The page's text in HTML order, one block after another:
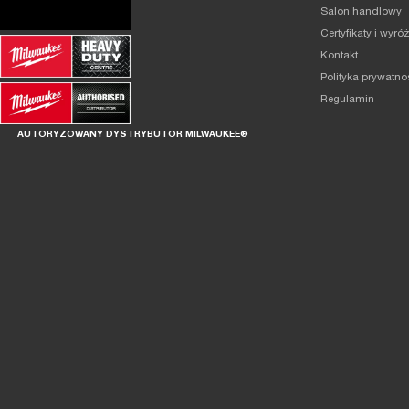
AUTORYZOWANY DYSTRYBUTOR MILWAUKEE®
Salon handlowy
Certyfikaty i
Kontakt
Polityka
Regulamin